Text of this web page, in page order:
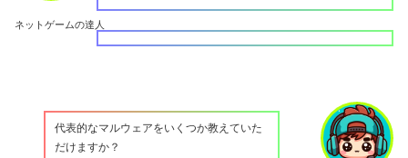
ネットゲームの達人
代表的なマルウェアをいくつか教えていた
だけますか？